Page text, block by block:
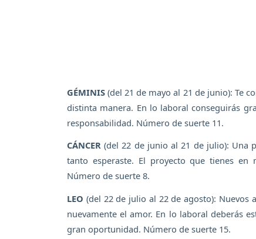
GÉMINIS (del 21 de mayo al 21 de junio): Te
distinta manera. En lo laboral conseguirás
responsabilidad. Número de suerte 11.
CÁNCER (del 22 de junio al 21 de julio): Una
tanto esperaste. El proyecto que tienes
Número de suerte 8.
LEO (del 22 de julio al 22 de agosto):
nuevamente el amor. En lo laboral deberás
gran oportunidad. Número de suerte 15.